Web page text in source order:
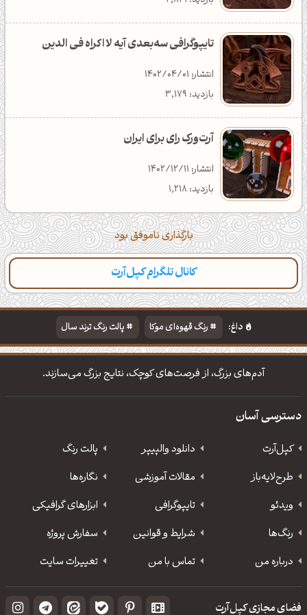
تایپوگرافی سه‌بعدی آیه لا اکراه فی الدین
انتشار: 1402/04/01
بازدید: 3,179
آرت‌ورک رای برای ایران
انتشار: 1402/12/11
بازدید: 1,218
بارگذاری ناموفق بود
کانال تلگرام کپل‌آرت
دسته‌بندی مطالب تازه تایپوگرافی پالت‌ها
داغ: رنگ قهوه‌ای موکا
پالت رنگ ترند سال
دانلود والپیپر مذهبی
تایپوگرافی شعر مولانا
آدم‌های بزرگ، از فرصت‌های کوچک، نتایج بزرگ می‌سازند.
دسترسی آسان
کپل‌آرت دانلود‌ والپیپر
پالت رنگ
طرح‌لایه‌باز
مقالات آموزشی
نگاره‌ها
ویدئو
‌تایپوگرافی
ابزارهای گرافیکی
رنگ‌ها
شرایط و قوانین
سفارش پروژه
درباره من
تماس با من تغییرات سایت
فضای مجازی کپل‌آرت